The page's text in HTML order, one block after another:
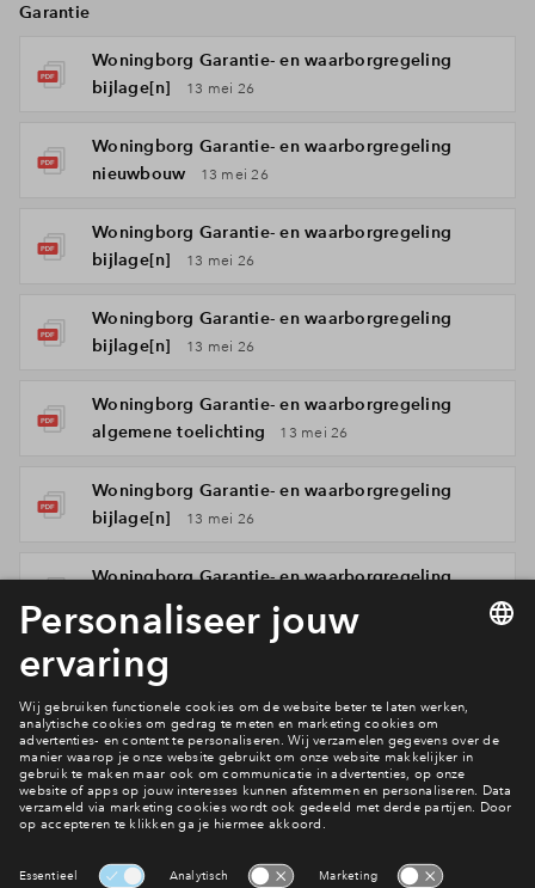
Garantie
Woningborg Garantie- en waarborgregeling
bijlage[n]
13 mei 26
Woningborg Garantie- en waarborgregeling
nieuwbouw
13 mei 26
Woningborg Garantie- en waarborgregeling
bijlage[n]
13 mei 26
Woningborg Garantie- en waarborgregeling
bijlage[n]
13 mei 26
Woningborg Garantie- en waarborgregeling
algemene toelichting
13 mei 26
Woningborg Garantie- en waarborgregeling
bijlage[n]
13 mei 26
Woningborg Garantie- en waarborgregeling
bijlage[n]
Woningborg Garantie- en waarborgregeling
algemene voorwaarden